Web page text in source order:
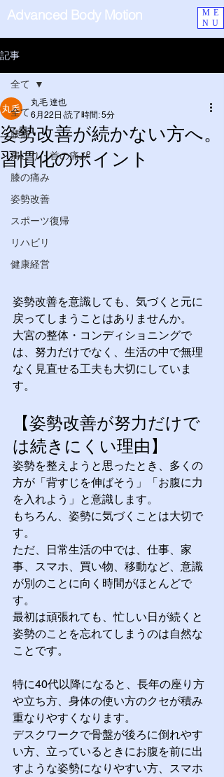
ME
NU
Advanced Body Motion
記事
全て
腰痛
肩こり・首の痛み
膝の痛み
姿勢改善
スポーツ復帰
リハビリ
健康経営
全て
姿勢改善が続かない方へ。
習慣化のポイント
丸毛 達也
6月22日 読了時間: 5分
姿勢改善を意識しても、気づくと元に
戻ってしまうことはありませんか。
大宮の整体・コンディショニングで
は、努力だけでなく、生活の中で無理
なく見直せる工夫も大切にしていま
す。
【姿勢改善が努力だけで
は続きにくい理由】
姿勢を整えようと思ったとき、多くの
方が「背すじを伸ばそう」「お腹に力
を入れよう」と意識します。
もちろん、姿勢に気づくことは大切で
す。
ただ、日常生活の中では、仕事、家
事、スマホ、買い物、移動など、意識
が別のことに向く時間がほとんどで
す。
最初は頑張れても、忙しい日が続くと
姿勢のことを忘れてしまうのは自然な
ことです。
特に40代以降になると、長年の座り方
や立ち方、身体の使い方のクセが積み
重なりやすくなります。
デスクワークで骨盤が後ろに倒れやす
い方、立っているときにお腹を前に出
すような姿勢になりやすい方、スマホ